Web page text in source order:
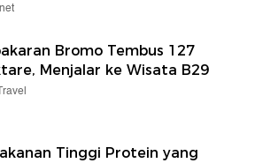
Bromo Tembus 127
Menjalar ke Wisata B29
Tinggi Protein yang